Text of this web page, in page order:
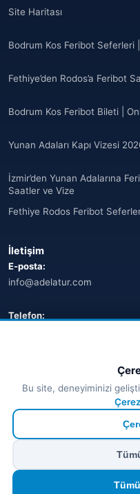
Site Haritası
Bodrum Kos Feribot Seferleri
Fethiye’den Rodos’a Feribot
Bodrum Kos Feribot Bileti |
Yunan Adaları Kapı Vizesi
İzmir’den Yunan Adalarına
Saatler ve Vize
Fethiye Rodos Feribot
İletişim
E-posta:
info@adelatur.com
Telefon:
💬 WhatsApp
€
Bu site, deneyiminizi